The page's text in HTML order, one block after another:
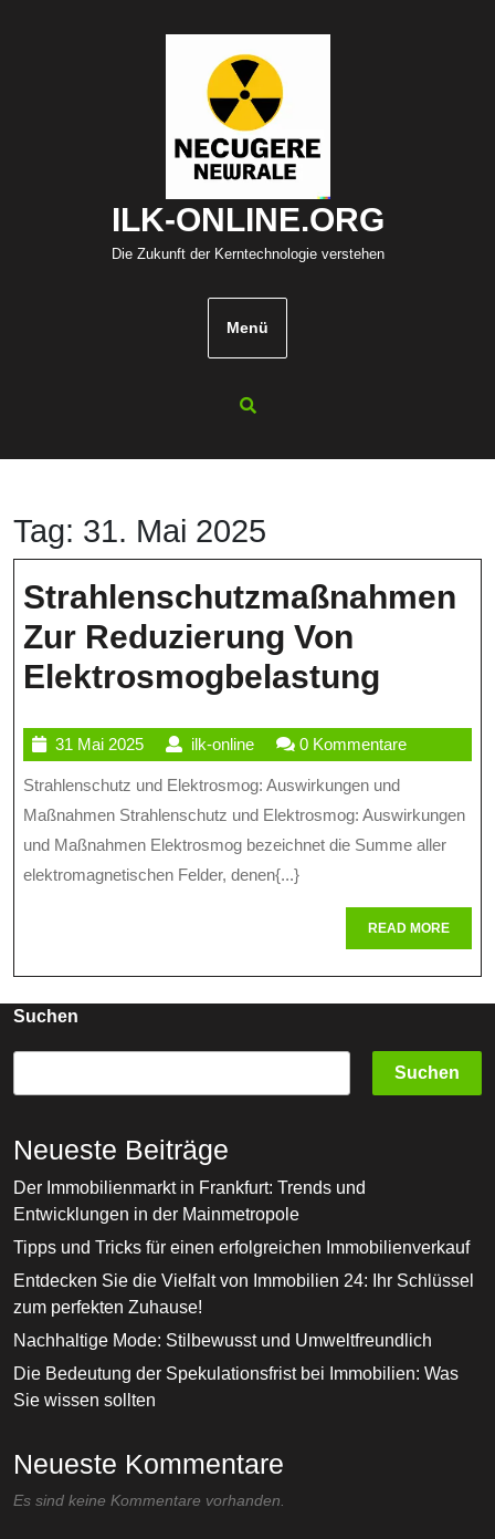
ILK-ONLINE.ORG
Die Zukunft der Kerntechnologie verstehen
Menü
Tag: 31. Mai 2025
Strahlenschutzmaßnahmen
Zur Reduzierung Von
Elektrosmogbelastung
Von
31 Mai 202531
Mai
2025
ilk-onlineilk-
online
0 Kommentare
Strahlenschutz und Elektrosmog: Auswirkungen und
Maßnahmen Strahlenschutz und Elektrosmog: Auswirkungen
und Maßnahmen Elektrosmog bezeichnet die Summe aller
elektromagnetischen Felder, denen{...}
READ MOREREAD
MORE
Suchen
Suchen
Neueste Beiträge
Der Immobilienmarkt in Frankfurt: Trends und
Entwicklungen in der Mainmetropole
Tipps und Tricks für einen erfolgreichen Immobilienverkauf
Entdecken Sie die Vielfalt von Immobilien 24: Ihr Schlüssel
zum perfekten Zuhause!
Nachhaltige Mode: Stilbewusst und Umweltfreundlich
Die Bedeutung der Spekulationsfrist bei Immobilien: Was
Sie wissen sollten
Neueste Kommentare
Es sind keine Kommentare vorhanden.